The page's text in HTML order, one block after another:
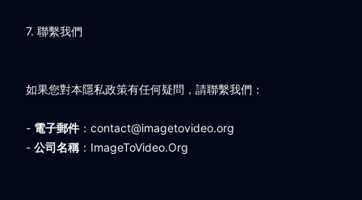
7. 聯繫我們
如果您對本隱私政策有任何疑問，請聯繫我們：
- 電子郵件 ： contact@imagetovideo.org
- 公司名稱：ImageToVideo.Org